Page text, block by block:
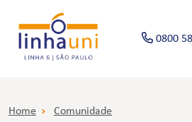
0800
Home Comunidade